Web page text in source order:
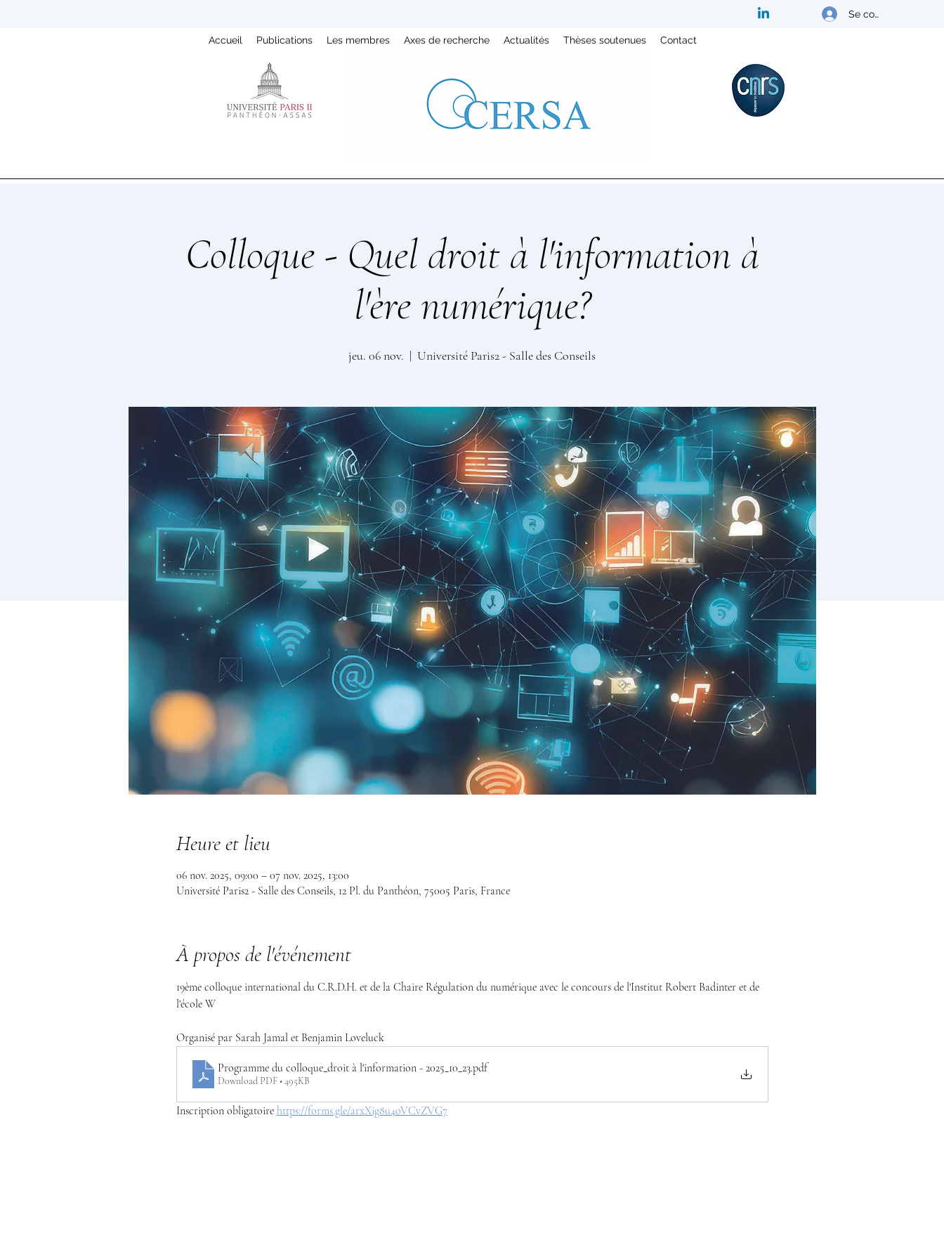
Se connecter
Accueil Publications Les membres Axes de recherche Actualités Thèses soutenues Contact
Colloque - Quel droit à l'information à
l'ère numérique?
jeu. 06 nov.
  |
Université Paris2 - Salle des Conseils
Heure et lieu
06 nov. 2025, 09:00 – 07 nov. 2025, 13:00
Université Paris2 - Salle des Conseils, 12 Pl. du Panthéon, 75005 Paris, France
À propos de l'événement
19ème colloque international du C.R.D.H. et de la Chaire Régulation du numérique avec le concours de l'Institut Robert Badinter et de
l'école W
Organisé par Sarah Jamal et Benjamin Loveluck
Programme du colloque_droit à l'information - 2025_10_23.pdf
Download PDF • 495KB
Inscription obligatoire https://forms.gle/arxXig8u4oVCvZVG7